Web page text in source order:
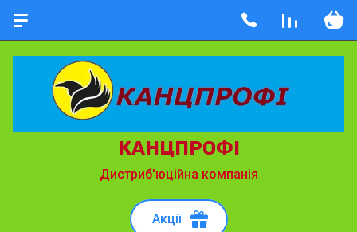
КАНЦПРОФІ
Дистриб'юційна компанія
Акції